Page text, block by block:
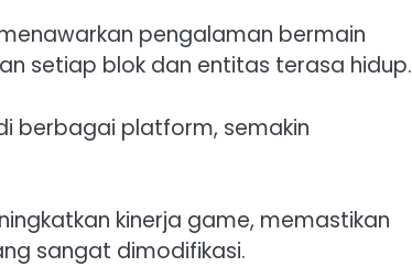
pengalaman bermain
setiap blok dan entitas terasa hidup.
berbagai platform, semakin
kinerja game, memastikan
sangat dimodifikasi.